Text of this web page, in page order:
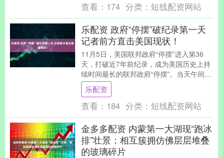
查看： 174 分类： 短线配资网站
乐配资 政府“停摆”破纪录第一天
记者前方直击美国现状！
11月5日，美国联邦政府“停摆”进入第36
天，打破近7年前纪录，成为美国历史上持
续时间最长的联邦政府“停摆”。当天午间，
新华社记者在首都华盛顿市区一处救济点
看到....
乐配资
查看： 184 分类： 短线配资网站
金多多配资 内蒙第一大湖现“跑冰
排”壮景：相互簇拥仿佛层层堆叠
的玻璃碎片